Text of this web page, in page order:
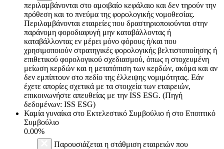
περιλαμβάνονται στο αμοιβαίο κεφάλαιο και δεν τηρούν την
πρόθεση και το πνεύμα της φορολογικής νομοθεσίας.
Περιλαμβάνονται εταιρείες που δραστηριοποιούνται στην
παράνομη φοροδιαφυγή μην καταβάλλοντας ή
καταβάλλοντας εν μέρει μόνο φόρους ή/και που
χρησιμοποιούν στρατηγικές φορολογικής βελτιστοποίησης ή
επιθετικού φορολογικού σχεδιασμού, όπως η στοχευμένη
μείωση κερδών και η μετατόπιση των κερδών, ακόμα και αν
δεν εμπίπτουν στο πεδίο της έλλειψης νομιμότητας. Εάν
έχετε απορίες σχετικά με τα στοιχεία των εταιρειών,
επικοινωνήστε απευθείας με την ISS ESG. (Πηγή
δεδομένων: ISS ESG)
Καμία γυναίκα στο Εκτελεστικό Συμβούλιο ή στο Εποπτικό
Συμβούλιο
0.00%
Παρουσιάζεται η στάθμιση εταιρειών που